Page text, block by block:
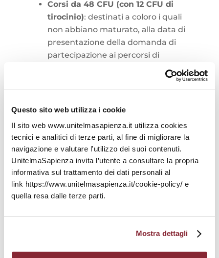
Questo sito web utilizza i cookie
Il sito web www.unitelmasapienza.it utilizza cookies
tecnici e analitici di terze parti, al fine di migliorare la
navigazione e valutare l'utilizzo dei suoi contenuti.
UnitelmaSapienza invita l’utente a consultare la propria
informativa sul trattamento dei dati personali al
link https://www.unitelmasapienza.it/cookie-policy/ e
quella resa dalle terze parti.
Mostra dettagli
Corsi da 48 CFU (con 12 CFU di
tirocinio): destinati a coloro i quali
non abbiano maturato, alla data di
presentazione della domanda di
partecipazione ai percorsi di
scolastico in Italia quali docenti su
di interesse.
Corsi da 36 CFU (senza CFU di
tirocinio): destinati a coloro i quali
abbiano maturato, alla data di
presentazione della domanda di
partecipazione ai percorsi di
formazione, almeno un anno
posto sostegno sullo specifico grado